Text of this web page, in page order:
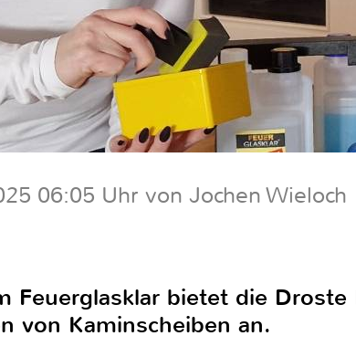
06:05 Uhr von Jochen Wieloch
Feuerglasklar bietet die
von Kaminscheiben an.